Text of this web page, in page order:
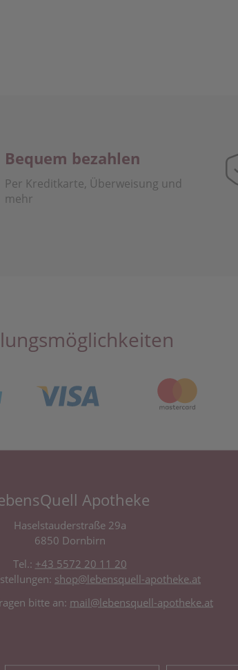
Bequem bezahlen
Per Kreditkarte, Überweisung und
mehr
Apotheke
Haselstauderstraße 29a
6850 Dornbirn
Tel.: +43 5572 20 11 20
shop@lebensquell-apotheke.at
bitte an: mail@lebensquell-apotheke.at